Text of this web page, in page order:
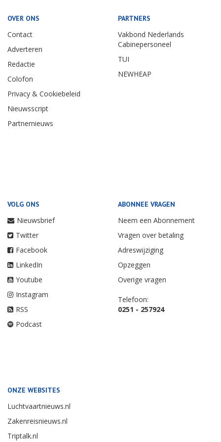
OVER ONS
Contact
Adverteren
Redactie
Colofon
Privacy & Cookiebeleid
Nieuwsscript
Partnernieuws
PARTNERS
Vakbond Nederlands
Cabinepersoneel
TUI
NEWHEAP
VOLG ONS
Nieuwsbrief
Twitter
Facebook
LinkedIn
Youtube
Instagram
RSS
Podcast
ABONNEE VRAGEN
Neem een Abonnement
Vragen over betaling
Adreswijziging
Opzeggen
Overige vragen
Telefoon:
0251 - 257924
ONZE WEBSITES
Luchtvaartnieuws.nl
Zakenreisnieuws.nl
Triptalk.nl